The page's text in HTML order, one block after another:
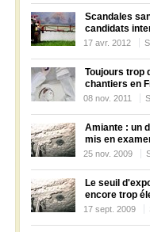
Scandales
candidats
17 avr. 2012
Toujours trop
chantiers en
08 nov. 2011
Amiante : un
mis en
25 nov. 2009
Le seuil
encore trop
17 sept. 2009